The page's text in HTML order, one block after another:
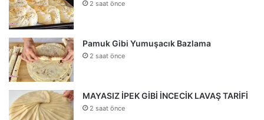
2 saat önce
Pamuk Gibi Yumuşacık Bazlama
2 saat önce
MAYASIZ İPEK GİBİ İNCECİK LAVAŞ TARİFİ
2 saat önce